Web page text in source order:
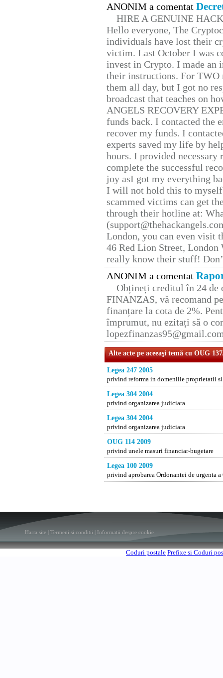
ANONIM a comentat
HIRE A GENUINE
Hello everyone, The
individuals have lost their
victim. Last October I was
invest in Crypto. I made
their instructions. For TWO
them all day, but I got no
broadcast that teaches on
ANGELS RECOVERY
funds back. I contacted the
recover my funds. I
experts saved my life by
hours. I provided
complete the successful
joy asI got my everything
I will not hold this to
scammed victims can get
through their hotline at:
London, you can even visit
46 Red Lion Street, London
really know their stuff!
ANONIM a comentat
Obțineți creditul în 24 de
FINANZAS, vă recomand
finanțare la cota de 2%.
împrumut, nu ezitați să o
Alte acte pe aceeaşi temă cu OUG
Legea 247 2005
privind reforma in domeniile proprietatii
Legea 304 2004
privind organizarea judiciara
Legea 304 2004
privind organizarea judiciara
OUG 114 2009
privind unele masuri financiar-bugetare
Legea 100 2009
privind aprobarea Ordonantei de urgenta
Harta site Termeni si conditii Informatii despre cookie
Coduri postale Prefixe si Coduri